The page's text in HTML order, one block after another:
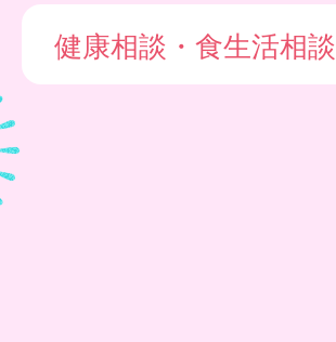
健康相談・食生活相談